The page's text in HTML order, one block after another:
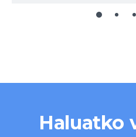
Haluatko